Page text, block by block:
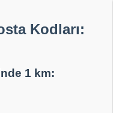
Kodları:
1 km: